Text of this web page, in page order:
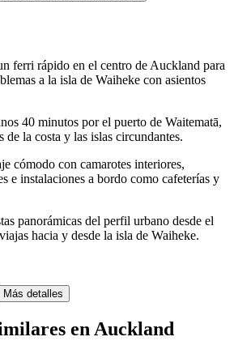
ferri rápido en el centro de Auckland para
a la isla de Waiheke con asientos
40 minutos por el puerto de Waitematā,
de la costa y las islas circundantes.
cómodo con camarotes interiores,
e instalaciones a bordo como cafeterías y
panorámicas del perfil urbano desde el
hacia y desde la isla de Waiheke.
Más detalles
en Auckland